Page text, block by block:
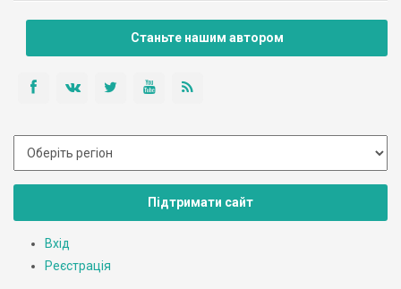
Станьте нашим автором
Підтримати сайт
Вхід
Реєстрація